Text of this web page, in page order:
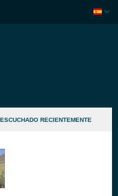
ESCUCHADO RECIENTEMENTE